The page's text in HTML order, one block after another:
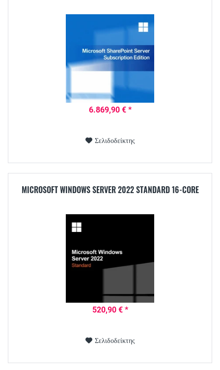
6.869,90 € *
Σελιδοδείκτης
MICROSOFT WINDOWS SERVER 2022 STANDARD 16-CORE
520,90 € *
Σελιδοδείκτης